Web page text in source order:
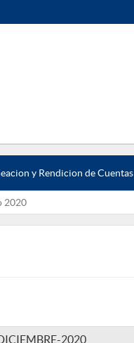
y Rendicion de Cuentas
2020
2020